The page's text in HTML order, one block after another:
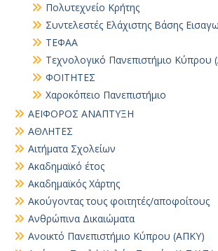
Πολυτεχνείο Κρήτης
Συντελεστές Ελάχιστης Βάσης
ΤΕΦΑΑ
Τεχνολογικό Πανεπιστήμιο Κύπρου
ΦΟΙΤΗΤΕΣ
Χαροκόπειο Πανεπιστήμιο
ΑΕΙΦΟΡΟΣ ΑΝΑΠΤΥΞΗ
ΑΘΛΗΤΕΣ
Αιτήματα Σχολείων
Ακαδημαϊκό έτος
Ακαδημαϊκός Χάρτης
Ακούγοντας τους φοιτητές/αποφοίτους
Ανθρώπινα Δικαιώματα
Ανοικτό Πανεπιστήμιο Κύπρου (ΑΠΚΥ)